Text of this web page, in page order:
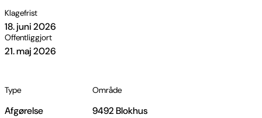
Klagefrist
18. juni 2026
Offentliggjort
21. maj 2026
Type
Afgørelse
Område
9492 Blokhus